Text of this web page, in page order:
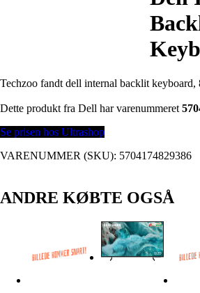
Techzoo fandt dell internal backlit keyboard,
Dette produkt fra Dell har varenummeret
Se prisen hos Ultrashop
VARENUMMER (SKU): 5704174829386
ANDRE KØBTE OGSÅ